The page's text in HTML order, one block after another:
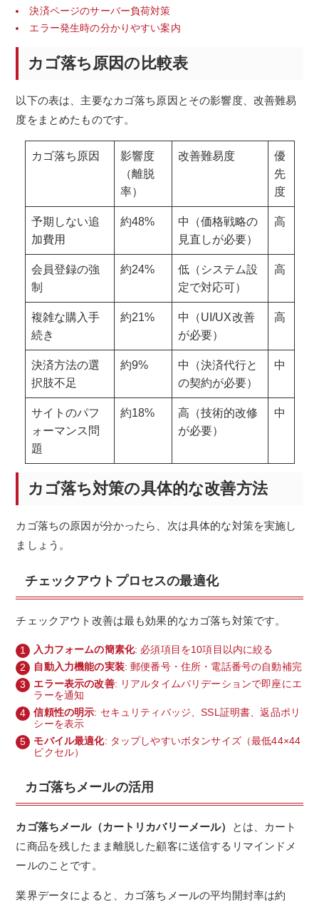
決済ページのサーバー負荷対策
エラー発生時の分かりやすい案内
カゴ落ち原因の比較表
以下の表は、主要なカゴ落ち原因とその影響度、改善難易
度をまとめたものです。
カゴ落ち原因
影響度
（離脱
率）
改善難易度
優
先
度
予期しない追
加費用
約48%
中（価格戦略の
見直しが必要）
高
会員登録の強
制
約24%
低（システム設
定で対応可）
高
複雑な購入手
続き
約21%
中（UI/UX改善
が必要）
高
決済方法の選
択肢不足
約9%
中（決済代行と
の契約が必要）
中
サイトのパフ
ォーマンス問
題
約18%
高（技術的改修
が必要）
中
カゴ落ち対策の具体的な改善方法
カゴ落ちの原因が分かったら、次は具体的な対策を実施し
ましょう。
チェックアウトプロセスの最適化
チェックアウト改善は最も効果的なカゴ落ち対策です。
入力フォームの簡素化: 必須項目を10項目以内に絞る
自動入力機能の実装: 郵便番号・住所・電話番号の自動補完
エラー表示の改善: リアルタイムバリデーションで即座にエ
ラーを通知
信頼性の明示: セキュリティバッジ、SSL証明書、返品ポリ
シーを表示
モバイル最適化: タップしやすいボタンサイズ（最低44×44
ピクセル）
カゴ落ちメールの活用
カゴ落ちメール（カートリカバリーメール）
とは、カート
に商品を残したまま離脱した顧客に送信するリマインドメ
ールのことです。
業界データによると、カゴ落ちメールの平均開封率は約